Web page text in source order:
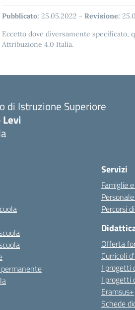
Pubblicato: 25.05.2022 - Revisione:
Eccetto dove diversamente specificato,
Attribuzione 4.0 Italia.
di Istruzione Superiore
Servizi
Famiglie
Percorsi
Offerta
Curricoli
I progetti
I progetti
Eramsus+
Schede